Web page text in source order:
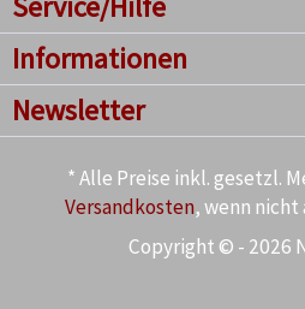
Informationen
Newsletter
* Alle Preise inkl. gesetzl.
Versandkosten, wenn nicht
Copyright © - 2026